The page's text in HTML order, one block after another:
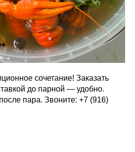
сочетание! Заказать
до парной — удобно.
пара. Звоните: +7 (916)